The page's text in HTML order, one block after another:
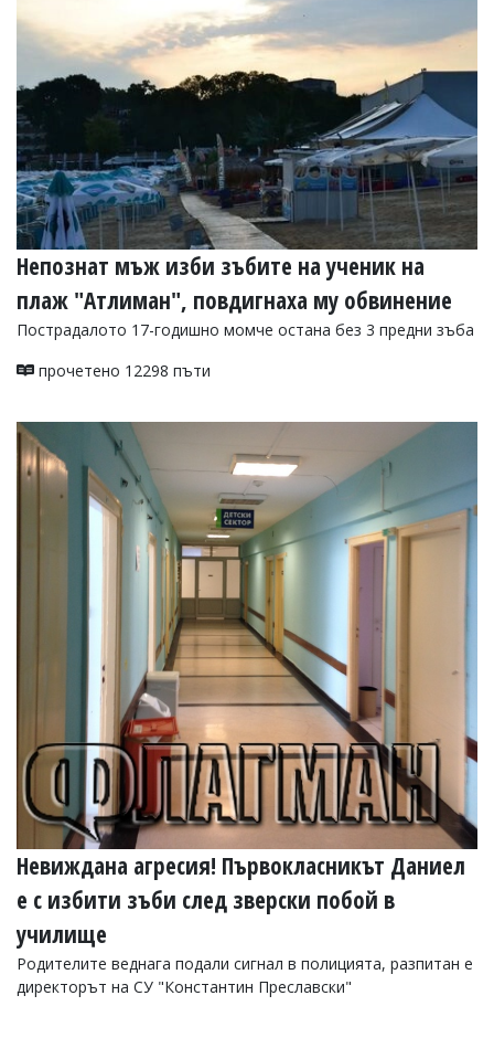
СПОРТ
РАЗСЛЕДВАНЕ
БИЗНЕС
ЮГ
Управители:
Веселин
Василев,
email:
v.vasilev@flagman.bg
Катя
еmail:k.kassabova@flagman.bg
Главен
Иван
Колев,
email:
office@flagman.bg
за
тях!
Ако
откриете
за
вас
коментар,
сигнализирайте
ни!
Непознат мъж изби зъбите на ученик на
плаж "Атлиман", повдигнаха му обвинение
Пострадалото 17-годишно момче остана без 3 предни зъба
прочетено 12298 пъти
Невиждана агресия! Първокласникът Даниел
е с избити зъби след зверски побой в
училище
Родителите веднага подали сигнал в полицията, разпитан е
директорът на СУ "Константин Преславски"